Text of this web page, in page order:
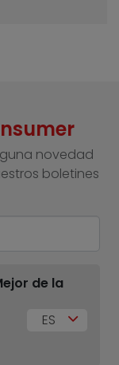
novedad
boletines
de la
ES